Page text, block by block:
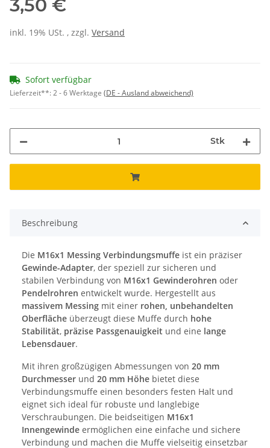
3,50 €
inkl. 19% USt. , zzgl. Versand
Sofort verfügbar
Lieferzeit**:2 - 6 Werktage (DE - Ausland abweichend)
Stk
Beschreibung
Die M16x1 Messing Verbindungsmuffe ist ein präziser
Gewinde-Adapter, der speziell zur sicheren und
stabilen Verbindung von M16x1 Gewinderohren oder
Pendelrohren entwickelt wurde. Hergestellt aus
massivem Messing mit einer rohen, unbehandelten
Oberfläche überzeugt diese Muffe durch hohe
Stabilität, präzise Passgenauigkeit und eine lange
Lebensdauer.
Mit ihren großzügigen Abmessungen von 20 mm
Durchmesser und 20 mm Höhe bietet diese
Verbindungsmuffe einen besonders festen Halt und
eignet sich ideal für robuste und langlebige
Verschraubungen. Die beidseitigen M16x1
Innengewinde ermöglichen eine einfache und sichere
Verbindung und machen die Muffe vielseitig einsetzbar